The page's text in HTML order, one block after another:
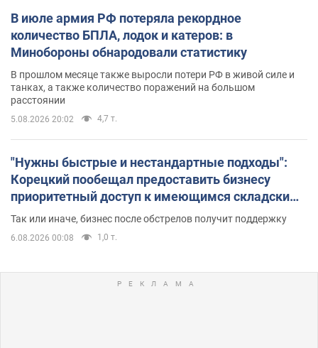
В июле армия РФ потеряла рекордное
количество БПЛА, лодок и катеров: в
Минобороны обнародовали статистику
В прошлом месяце также выросли потери РФ в живой силе и
танках, а также количество поражений на большом
расстоянии
5.08.2026 20:02 4,7 т.
"Нужны быстрые и нестандартные подходы":
Корецкий пообещал предоставить бизнесу
приоритетный доступ к имеющимся складским
помещениям
Так или иначе, бизнес после обстрелов получит поддержку
6.08.2026 00:08 1,0 т.